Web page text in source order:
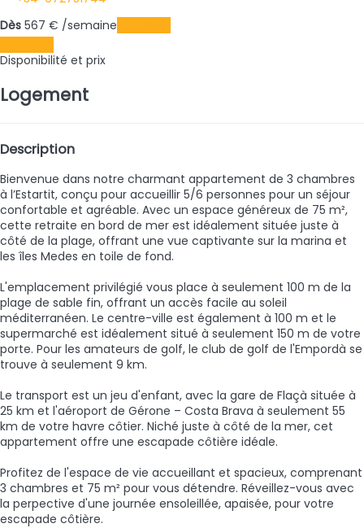
Dès 567 € /semaine
Disponibilité et prix
Logement
Description
Bienvenue dans notre charmant appartement de 3 chambres
à l’Estartit, conçu pour accueillir 5/6 personnes pour un séjour
confortable et agréable. Avec un espace généreux de 75 m²,
cette retraite en bord de mer est idéalement située juste à
côté de la plage, offrant une vue captivante sur la marina et
les îles Medes en toile de fond.
L'emplacement privilégié vous place à seulement 100 m de la
plage de sable fin, offrant un accès facile au soleil
méditerranéen. Le centre-ville est également à 100 m et le
supermarché est idéalement situé à seulement 150 m de votre
porte. Pour les amateurs de golf, le club de golf de l'Empordà se
trouve à seulement 9 km.
Le transport est un jeu d'enfant, avec la gare de Flaçà située à
25 km et l'aéroport de Gérone – Costa Brava à seulement 55
km de votre havre côtier. Niché juste à côté de la mer, cet
appartement offre une escapade côtière idéale.
Profitez de l'espace de vie accueillant et spacieux, comprenant
3 chambres et 75 m² pour vous détendre. Réveillez-vous avec
la perpective d'une journée ensoleillée, apaisée, pour votre
escapade côtière.